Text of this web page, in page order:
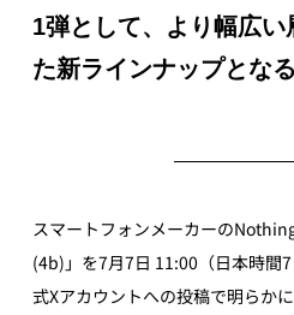
1弾として、より幅広
た新ラインナップとなる
スマートフォンメーカーの
(4b)」を7月7日 11:00（日本時間
式Xアカウントへの投稿で明らかに